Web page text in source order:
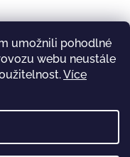
umožnili pohodlné
webu neustále
Více